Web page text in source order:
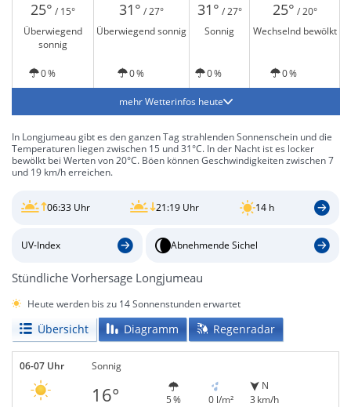
25° / 15° 31° / 27° 31° / 27° 25° / 20°
Überwiegend
sonnig
Überwiegend sonnig Sonnig Wechselnd bewölkt
0 % 0 % 0 % 0 %
mehr Wetterinfos heute
In Longjumeau gibt es den ganzen Tag strahlenden Sonnenschein und die
Temperaturen liegen zwischen 15 und 31°C. In der Nacht ist es locker
bewölkt bei Werten von 20°C. Böen können Geschwindigkeiten zwischen 7
und 19 km/h erreichen.
06:33 Uhr 21:19 Uhr 14 h
UV-Index Abnehmende Sichel
Stündliche Vorhersage Longjumeau
Heute werden bis zu 14 Sonnenstunden erwartet
Übersicht Diagramm Regenradar
06-07 Uhr Sonnig
16° 5 % 0 l/m²
N
3 km/h